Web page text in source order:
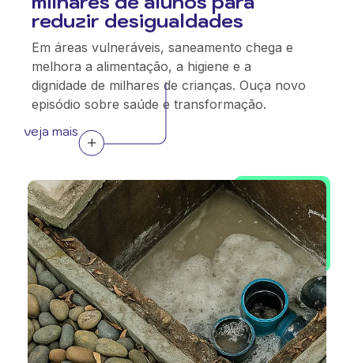
reduzir desigualdades
Em áreas vulneráveis, saneamento chega e
melhora a alimentação, a higiene e a
dignidade de milhares de crianças. Ouça novo
episódio sobre saúde e transformação.
veja mais